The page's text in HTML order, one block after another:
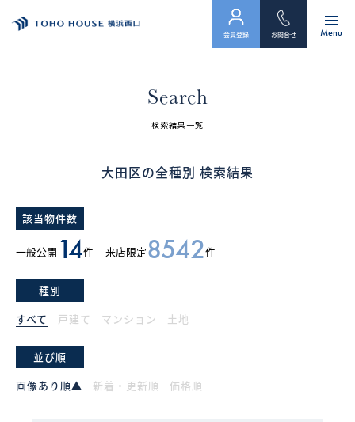
会社案内
お客様の声
お知らせ
採用情報
Menu
お問合せ
会員登録
Search
検索結果一覧
大田区の全種別 検索結果
該当物件数
一般公開 14件 来店限定8542件
種別
すべて
戸建て マンション 土地
並び順
画像あり順▲
新着・更新順 価格順